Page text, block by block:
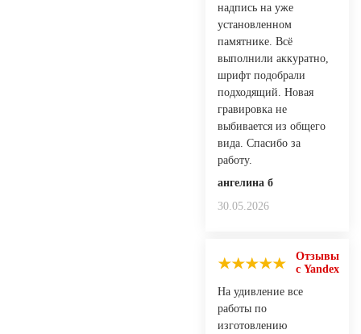
надпись на уже
установленном
памятнике. Всё
выполнили аккуратно,
шрифт подобрали
подходящий. Новая
гравировка не
выбивается из общего
вида. Спасибо за
работу.
ангелина б
30.05.2026
Отзывы
с Yandex
На удивление все
работы по
изготовлению